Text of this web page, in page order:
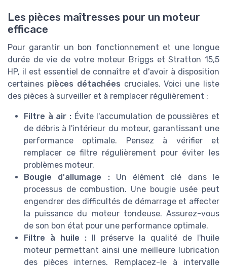
Les pièces maîtresses pour un moteur
efficace
Pour garantir un bon fonctionnement et une longue
durée de vie de votre moteur Briggs et Stratton 15,5
HP, il est essentiel de connaître et d'avoir à disposition
certaines pièces détachées cruciales. Voici une liste
des pièces à surveiller et à remplacer régulièrement :
Filtre à air :Évite l'accumulation de poussières et
de débris à l'intérieur du moteur, garantissant une
performance optimale. Pensez à vérifier et
remplacer ce filtre régulièrement pour éviter les
problèmes moteur.
Bougie d'allumage :Un élément clé dans le
processus de combustion. Une bougie usée peut
engendrer des difficultés de démarrage et affecter
la puissance du moteur tondeuse. Assurez-vous
de son bon état pour une performance optimale.
Filtre à huile : Il préserve la qualité de l'huile
moteur permettant ainsi une meilleure lubrication
des pièces internes. Remplacez-le à intervalle